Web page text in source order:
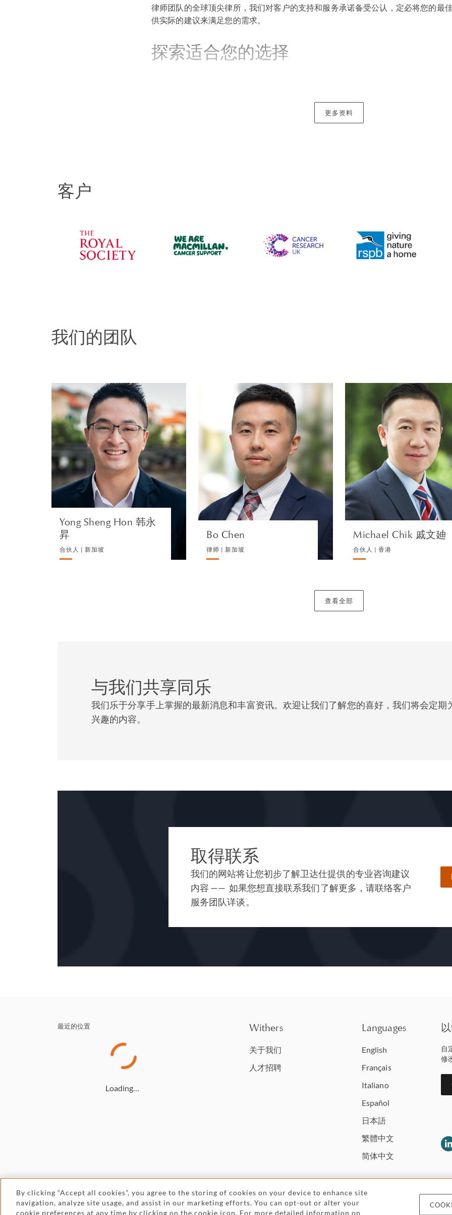
律师团队的全球顶尖律所，我们对客户的支持和服务承诺备受公认，定必将您的最
供实际的建议来满足您的需求。
探索适合您的选择
诉诸公堂通常并非最符合他们财务或个人利益的选择。然而，这并不代表我们对谈
在岸离岸成功案例多不胜数
（Macmillan Cancer Support）和皇家学会（Royal Society）。
更多资料
客户
我们的团队
Yong Sheng Hon 韩永
昇
合伙人 | 新加坡
Yong Sheng Hon
韩永昇
合伙人 | 新加坡
PRIVATE CLIENT AND TAX
浏览简介
Bo Chen
律师 | 新加坡
Bo Chen
律师 | 新加坡
私人客户和税务法
浏览简介
Michael Chik 戚文廸
合伙人 | 香港
Michael Chik 戚
合伙人 | 香
LITIGATION
浏览简介
查看全部
与我们共享同乐
我们乐于分享手上掌握的最新消息和丰富资讯。欢迎让我们了解您的喜好，我们将会定期
兴趣的内容。
取得联系
我们的网站将让您初步了解卫达仕提供的专业咨询建议
内容 —— 如果您想直接联系我们了解更多，请联络客户
服务团队详谈。
最近的位置
Loading…
Withers
关于我们
人才招聘
Languages
English
Français
Italiano
Español
日本語
繁體中文
简体中文
自
修
© 2026 Withers Legal and regulatory Cookies
By clicking “Accept all cookies”, you agree to the storing of cookies on your device to enhance site
navigation, analyze site usage, and assist in our marketing efforts. You can opt-out or alter your
cookie preferences at any time by clicking on the cookie icon. For more detailed information on